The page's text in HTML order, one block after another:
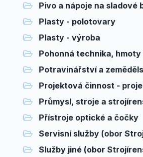
Pivo a nápoje na sladové
Plasty - polotovary
Plasty - výroba
Pohonná technika, hmoty
Potravinářství a
Projektová činnost -
Průmysl, stroje a
Přístroje optické a čočky
Servisní služby (obor
Služby jiné (obor